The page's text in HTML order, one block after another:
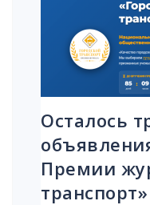
Осталось
Премии
транспорт»